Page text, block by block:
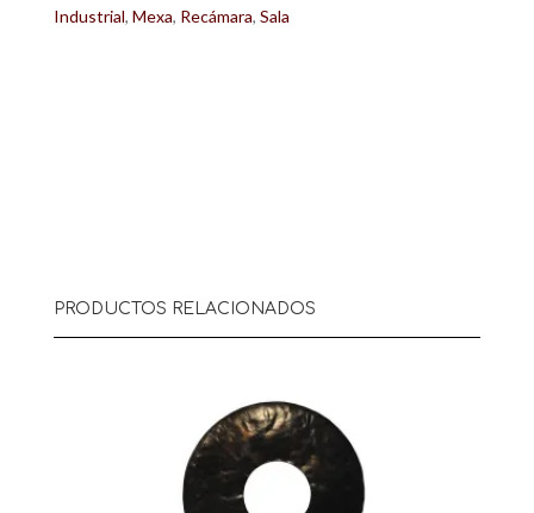
Industrial, Mexa, Recámara, Sala
PRODUCTOS RELACIONADOS